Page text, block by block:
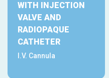
WITH INJECTION
VALVE AND
RADIOPAQUE
CATHETER
I.V. Cannula